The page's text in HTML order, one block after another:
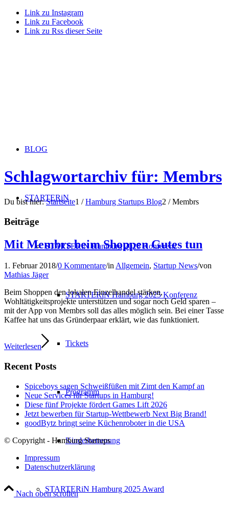
Link zu Instagram
Link zu Facebook
Link zu Rss dieser Seite
BLOG
STARTERiN
STARTERiN Hamburg 2025 Konferenz
STARTERiN Hamburg 2025 Konferenz
Tickets
Programm
Kinderbetreuung
STARTERiN Hamburg 2025 Award
Schlagwortarchiv für: Membrs
Du bist hier: Startseite1 / Hamburg Startups Blog2 / Membrs
Beiträge
Mit Membrs beim Shoppen Gutes tun
1. Februar 2018/0 Kommentare/inAllgemein, Startup News/von
Mathias Jäger
Beim Shoppen den lokalen Einzelhandel stärken,
Wohltätigkeitsprojekte unterstützen und sogar noch Geld sparen –
mit der App von Membrs soll das alles möglich sein. Bei einer Tasse
Kaffee hat uns das Gründerpaar erklärt, wie das funktioniert.
Weiterlesen
Recent Posts
Spiceboys sagen Schweißfüßen mit Zimt den Kampf an
Neue Services für Startups in Hamburg!
Diese fünf Projekte fördert Games Lift 2026
Jetzt bewerben für Startup-Wettbewerb Next Big Brand!
goodBytz bringt seine Küchenroboter in die USA
© Copyright - Hamburg Startups
Impressum
Datenschutzerklärung
Nach oben scrollen